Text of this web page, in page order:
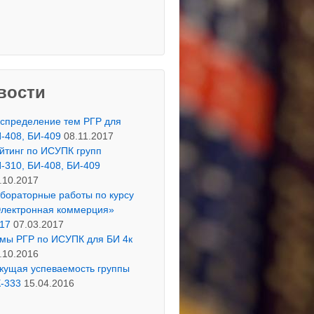
работы). Файл прикрепила к
, выдает ошибку "Не задан номер
протокола."
Юлия :то есть У Беляевой -
и Махнаев, у Махнаева -
Шадатьянов, у Шадатьянова -
Махнаев. А у Сакаевой кто-то
Юлия :
у Сакаевой стоят Беляева и
а мы у Шадатьянова) Исправьте,
: Проверьте лабу пожалуйста.
:Здравствуйте,
пожалуйста задание на
:
Здравствуйте, проверьте
лабы.
тем РГР для
408, БИ-409 08.11.2017
по ИСУПК групп
310, БИ-408, БИ-409
работы по курсу
коммерция»
07.03.2017
РГР по ИСУПК для БИ 4к
успеваемость группы
333 15.04.2016